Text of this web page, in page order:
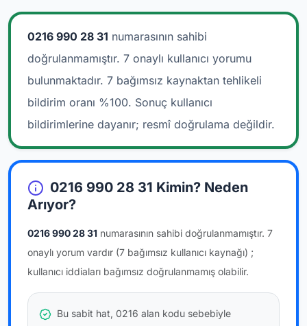
0216 990 28 31 numarasının sahibi
doğrulanmamıştır. 7 onaylı kullanıcı yorumu
bulunmaktadır. 7 bağımsız kaynaktan tehlikeli
bildirim oranı %100. Sonuç kullanıcı
bildirimlerine dayanır; resmî doğrulama değildir.
0216 990 28 31 Kimin? Neden
Arıyor?
0216 990 28 31 numarasının sahibi doğrulanmamıştır. 7
onaylı yorum vardır (7 bağımsız kullanıcı kaynağı) ;
kullanıcı iddiaları bağımsız doğrulanmamış olabilir.
Bu sabit hat, 0216 alan kodu sebebiyle